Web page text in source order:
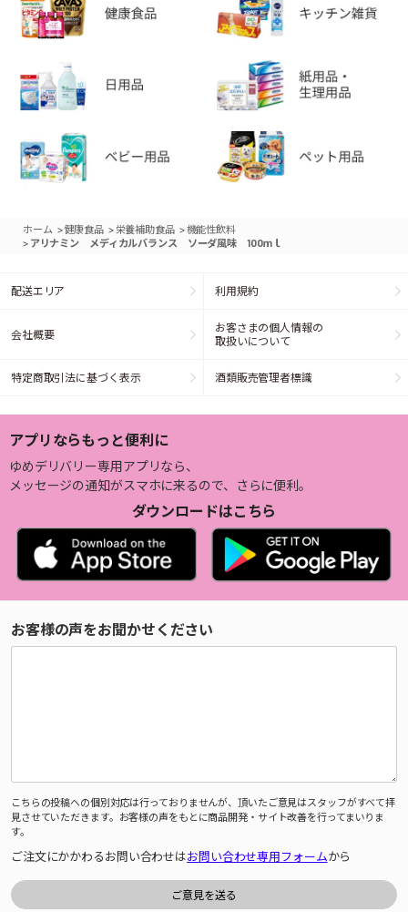
ホーム >健康食品 > 栄養補助食品 >機能性飲料
> アリナミン メディカルバランス ソーダ風味 100ｍｌ
配送エリア 利用規約
会社概要
お客さまの個人情報の
取扱いについて
特定商取引法に基づく表示 酒類販売管理者標識
アプリならもっと便利に
ゆめデリバリー専用アプリなら、
メッセージの通知がスマホに来るので、さらに便利。
ダウンロードはこちら
お客様の声をお聞かせください
こちらの投稿への個別対応は行っておりませんが、頂いたご意見はスタッフがすべて拝
見させていただきます。お客様の声をもとに商品開発・サイト改善を行ってまいりま
す。
ご注文にかかわるお問い合わせはお問い合わせ専用フォームから